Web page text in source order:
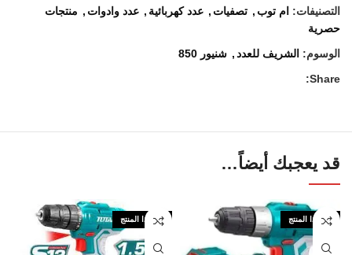
التصنيفات: ام توب , تصفيات , عدد كهربائية , عدد وادوات , منتجات
حصرية
الوسوم: الشريف للعدد, شنيور 850
Share:
قد يعجبك أيضاً…
نفذ هذا المنتج نفذ هذا المنتج